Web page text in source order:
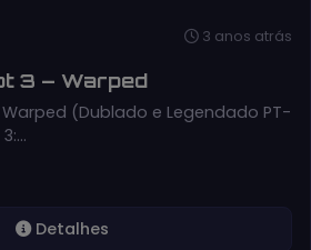
3 anos atrás
3 – Warped
(Dublado e Legendado PT-
Detalhes